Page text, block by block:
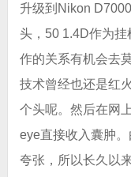
升级到Nikon
头，50 1.4D作为
作的关系有机会去
技术曾经也还是红
个头呢。然后在网
eye直接收入囊肿
夸张，所以长久以